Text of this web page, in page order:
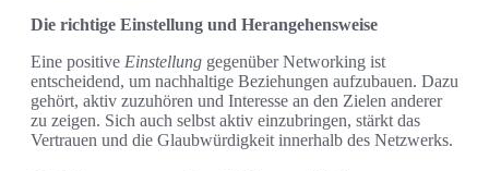
Die richtige Einstellung und Herangehensweise
Eine positive Einstellung gegenüber Networking ist
entscheidend, um nachhaltige Beziehungen aufzubauen. Dazu
gehört, aktiv zuzuhören und Interesse an den Zielen anderer
zu zeigen. Sich auch selbst aktiv einzubringen, stärkt das
Vertrauen und die Glaubwürdigkeit innerhalb des Netzwerks.